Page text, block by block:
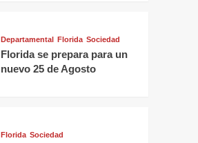
Departamental Florida Sociedad
Florida se prepara para un
nuevo 25 de Agosto
Florida Sociedad